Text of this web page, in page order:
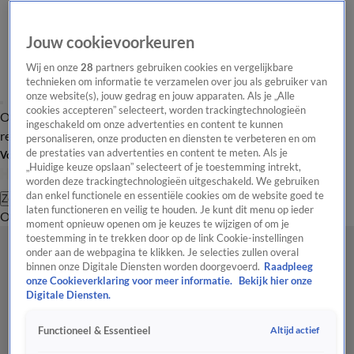
Overzicht Laatste nieuws Regionieuws Het beste van Hart
Tip de
redactie
Volg Hart van Nederland
Zoeken
OverzichtRegioUitzendingenWeerTip de redactiePanelVideo's
Jouw cookievoorkeuren
Wij en onze28 partners gebruiken cookies en vergelijkbare
technieken om informatie te verzamelen over jou als gebruiker van
onze website(s), jouw gedrag en jouw apparaten. Als je „Alle
cookies accepteren” selecteert, worden trackingtechnologieën
ingeschakeld om onze advertenties en content te kunnen
personaliseren, onze producten en diensten te verbeteren en om
de prestaties van advertenties en content te meten. Als je
„Huidige keuze opslaan” selecteert of je toestemming intrekt,
worden deze trackingtechnologieën uitgeschakeld. We gebruiken
dan enkel functionele en essentiële cookies om de website goed te
laten functioneren en veilig te houden. Je kunt dit menu op ieder
moment opnieuw openen om je keuzes te wijzigen of om je
toestemming in te trekken door op de link Cookie-instellingen
onder aan de webpagina te klikken. Je selecties zullen overal
binnen onze Digitale Diensten worden doorgevoerd. Raadpleeg
onze Cookieverklaring voor meer informatie.
Bekijk hier onze
Digitale Diensten.
Functioneel & Essentieel Altijd actief